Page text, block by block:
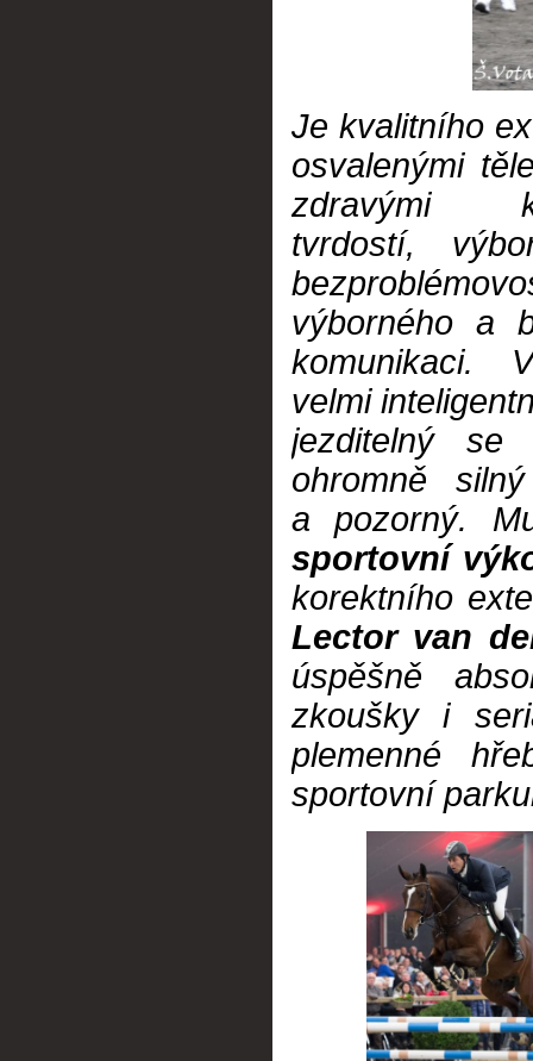
Je kvalitního
osvalenými
zdravými
tvrdostí,
výborného a
komunikaci.
velmi
jezditelný se
ohromně
a pozorný.
sportovní
korektního
Lector van
úspěšně
zkoušky i
plemenné
sportovní